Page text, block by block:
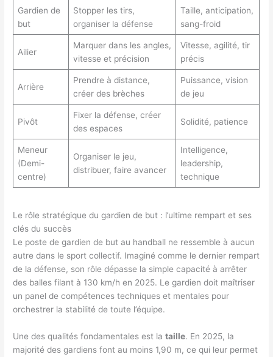
Gardien de
but
Stopper les tirs,
organiser la défense
Taille, anticipation,
sang-froid
Ailier
Marquer dans les angles,
vitesse et précision
Vitesse, agilité, tir
précis
Arrière
Prendre à distance,
créer des brèches
Puissance, vision
de jeu
Pivôt
Fixer la défense, créer
des espaces
Solidité, patience
Meneur
(Demi-
centre)
Organiser le jeu,
distribuer, faire avancer
Intelligence,
leadership,
technique
Le rôle stratégique du gardien de but : l’ultime rempart et ses
clés du succès
Le poste de gardien de but au handball ne ressemble à aucun
autre dans le sport collectif. Imaginé comme le dernier rempart
de la défense, son rôle dépasse la simple capacité à arrêter
des balles filant à 130 km/h en 2025. Le gardien doit maîtriser
un panel de compétences techniques et mentales pour
orchestrer la stabilité de toute l’équipe.
Une des qualités fondamentales est lataille. En 2025, la
majorité des gardiens font au moins 1,90 m, ce qui leur permet